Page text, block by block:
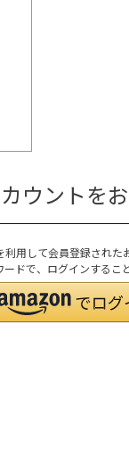
ウントを
用して会員登録された
ドで、ログインするこ